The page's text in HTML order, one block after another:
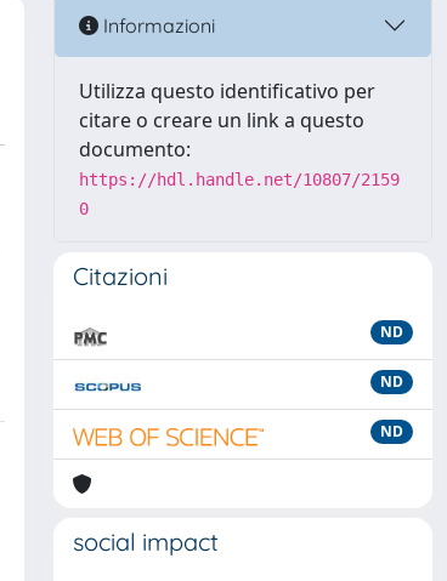
Informazioni
Utilizza questo identificativo per
citare o creare un link a questo
documento:
https://hdl.handle.net/10807/2159
0
Citazioni
ND
ND
ND
social impact